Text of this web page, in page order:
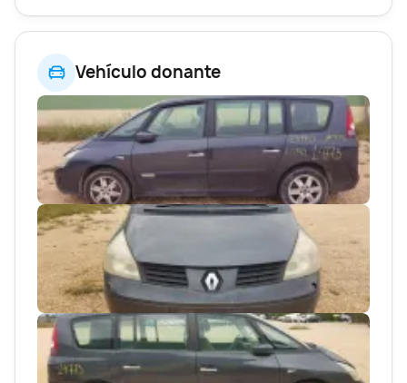
Vehículo donante